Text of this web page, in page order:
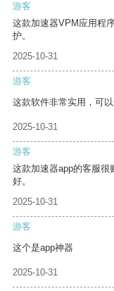
游客
这款加速器VPM应用程
护。
2025-10-31
游客
这款软件非常实用，可
2025-10-31
游客
这款加速器app的客服很
好。
2025-10-31
游客
这个是app神器
2025-10-31